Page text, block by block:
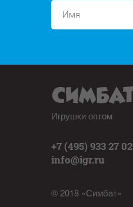
Игрушки оптом
+7 (495) 933 27 02
info@igr.ru
© 2018 «Симбат»